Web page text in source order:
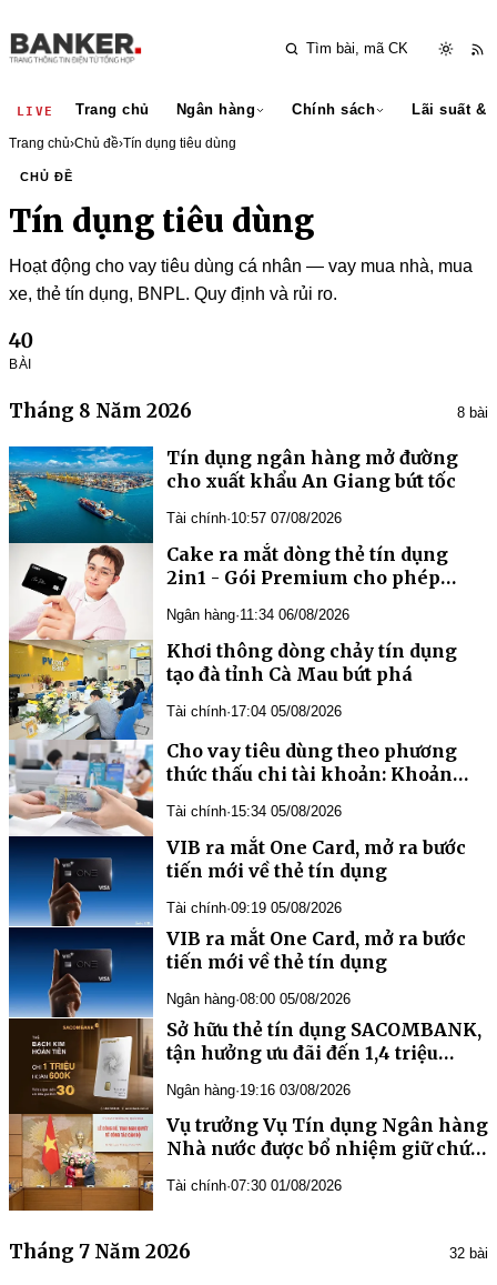
LIVE Trang chủ Ngân hàng Chính sách Lãi suất &
Trang chủ›Chủ đề›Tín dụng tiêu dùng
CHỦ ĐỀ
Tín dụng tiêu dùng
Hoạt động cho vay tiêu dùng cá nhân — vay mua nhà, mua
xe, thẻ tín dụng, BNPL. Quy định và rủi ro.
40
BÀI
Tháng 8 Năm 2026 8 bài
Tín dụng ngân hàng mở đường
cho xuất khẩu An Giang bứt tốc
Tài chính·10:57 07/08/2026
Cake ra mắt dòng thẻ tín dụng
2in1 - Gói Premium cho phép
Ngân hàng·11:34 06/08/2026
Khơi thông dòng chảy tín dụng
tạo đà tỉnh Cà Mau bứt phá
Tài chính·17:04 05/08/2026
Cho vay tiêu dùng theo phương
thức thấu chi tài khoản: Khoản
Tài chính·15:34 05/08/2026
VIB ra mắt One Card, mở ra bước
tiến mới về thẻ tín dụng
Tài chính·09:19 05/08/2026
VIB ra mắt One Card, mở ra bước
tiến mới về thẻ tín dụng
Ngân hàng·08:00 05/08/2026
Sở hữu thẻ tín dụng SACOMBANK,
tận hưởng ưu đãi đến 1,4 triệu
Ngân hàng·19:16 03/08/2026
Vụ trưởng Vụ Tín dụng Ngân hàng
Nhà nước được bổ nhiệm giữ chức
Tài chính·07:30 01/08/2026
Tháng 7 Năm 2026 32 bài